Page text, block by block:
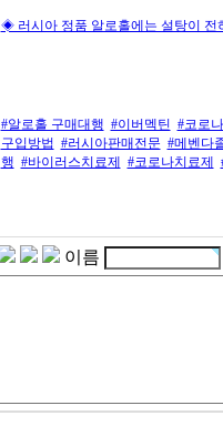
◈ 러시아 정품 알로홀에는 설탕이 전
#알로홀 구매대행 #이버멕틴 #코로
구입방법 #러시아판매전문 #메벤다
행 #바이러스치료제 #코로나치료제
이름